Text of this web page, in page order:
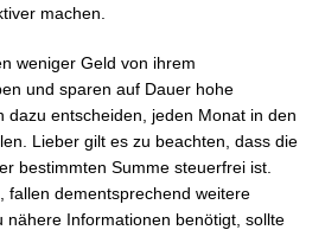
machen.
weniger Geld von ihrem
und sparen auf Dauer hohe
dazu entscheiden, jeden Monat in den
Lieber gilt es zu beachten, dass die
bestimmten Summe steuerfrei ist.
fallen dementsprechend weitere
nähere Informationen benötigt, sollte